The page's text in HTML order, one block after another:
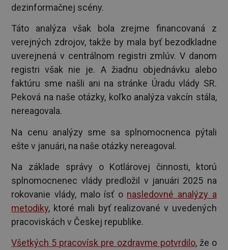
dezinformačnej scény.
Táto analýza však bola zrejme financovaná z
verejných zdrojov, takže by mala byť bezodkladne
uverejnená v centrálnom registri zmlúv. V danom
registri však nie je. A žiadnu objednávku alebo
faktúru sme našli ani na stránke Úradu vlády SR.
Peková na naše otázky, koľko analýza vakcín stála,
nereagovala.
Na cenu analýzy sme sa splnomocnenca pýtali
ešte v januári, na naše otázky nereagoval.
Na základe správy o Kotlárovej činnosti, ktorú
splnomocnenec vlády predložil v januári 2025 na
rokovanie vlády, malo ísť o nasledovné analýzy a
metodiky, ktoré mali byť realizované v uvedených
pracoviskách v Českej republike.
Všetkých 5 pracovísk pre ozdravme potvrdilo, že o